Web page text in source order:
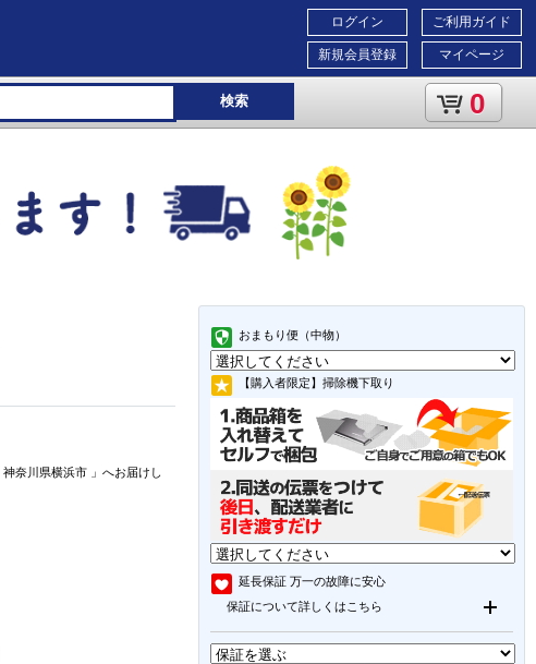
ご利用ガイド
マイページ
ログイン
新規会員登録
検索 0
おまもり便（中物）
【購入者限定】掃除機下取り
延長保証 万一の故障に安心
保証について詳しくはこちら
神奈川県横浜市 」 へお届けし